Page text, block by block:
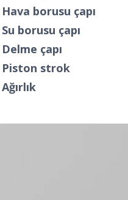
Hava borusu çapı
Su borusu çapı
Delme çapı
Piston strok
Ağırlık